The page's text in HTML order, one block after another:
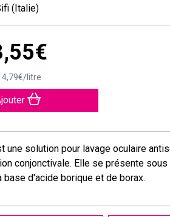
(Italie)
,55€
,79€/litre
une solution pour lavage oculaire
conjonctivale. Elle se présente
d'acide borique et de borax.